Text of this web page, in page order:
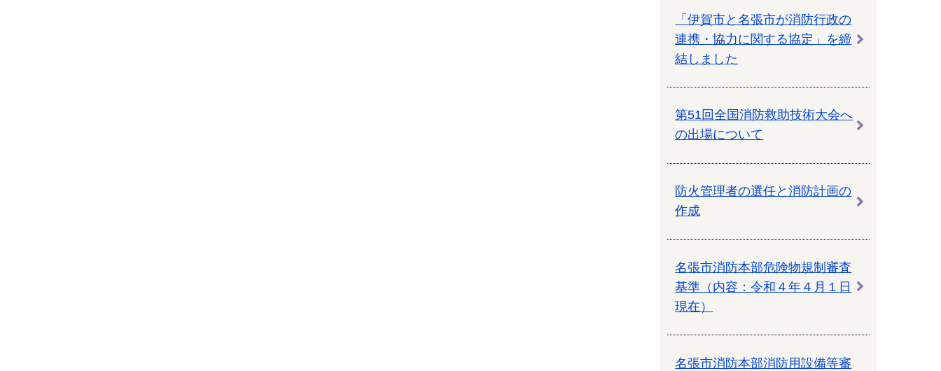
「伊賀市と名張市が消防行政の
連携・協力に関する協定」を締
結しました
第51回全国消防救助技術大会へ
の出場について
防火管理者の選任と消防計画の
作成
名張市消防本部危険物規制審査
基準（内容：令和４年４月１日
現在）
名張市消防本部消防用設備等審